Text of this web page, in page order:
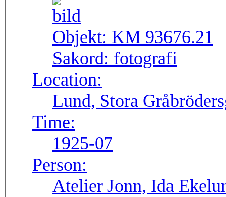
Objekt: KM 93676.21
Sakord: fotografi
Location:
Lund, Stora
Time:
1925-07
Person:
Atelier Jonn, Ida